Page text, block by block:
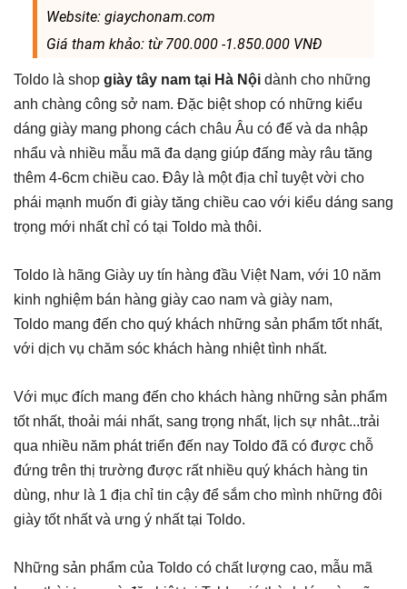
Website: giaychonam.com
Giá tham khảo: từ 700.000 -1.850.000 VNĐ
Toldo là shop giày tây nam tại Hà Nội dành cho những
anh chàng công sở nam. Đặc biệt shop có những kiểu
dáng giày mang phong cách châu Âu có đế và da nhập
nhẩu và nhiều mẫu mã đa dạng giúp đấng mày râu tăng
thêm 4-6cm chiều cao. Đây là một địa chỉ tuyệt vời cho
phái mạnh muốn đi giày tăng chiều cao với kiểu dáng sang
trọng mới nhất chỉ có tại Toldo mà thôi.
Toldo là hãng Giày uy tín hàng đầu Việt Nam, với 10 năm
kinh nghiệm bán hàng giày cao nam và giày nam,
Toldo mang đến cho quý khách những sản phẩm tốt nhất,
với dịch vụ chăm sóc khách hàng nhiệt tình nhất.
Với mục đích mang đến cho khách hàng những sản phẩm
tốt nhất, thoải mái nhất, sang trọng nhất, lịch sự nhât...trải
qua nhiều năm phát triển đến nay Toldo đã có được chỗ
đứng trên thị trường được rất nhiều quý khách hàng tin
dùng, như là 1 địa chỉ tin cậy để sắm cho mình những đôi
giày tốt nhất và ưng ý nhất tại Toldo.
Những sản phẩm của Toldo có chất lượng cao, mẫu mã